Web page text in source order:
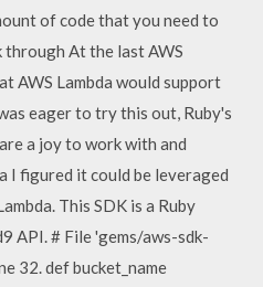
of code that you need to
through At the last AWS
AWS Lambda would support
eager to try this out, Ruby's
a joy to work with and
I figured it could be leveraged
This SDK is a Ruby
API. # File 'gems/aws-sdk-
32. def bucket_name